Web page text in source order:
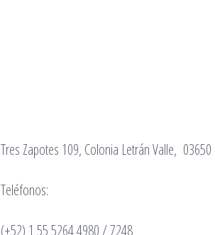
Tres Zapotes 109, Colonia Letrán Valle,
Teléfonos:
(+52) 1 55 5264 4980 / 7248